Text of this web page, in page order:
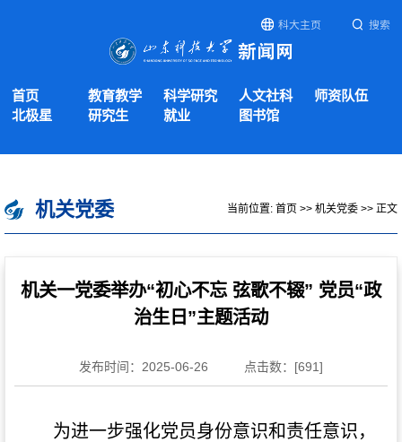
科大主页 搜索
首页 教育教学 科学研究 人文社科
师资队伍
北极星
研究生 就业 图书馆
机关党委 当前位置: 首页 >> 机关党委 >> 正文
机关一党委举办“初心不忘 弦歌不辍” 党员“政
治生日”主题活动
发布时间：2025-06-26 点击数：[691]
为进一步强化党员身份意识和责任意识，